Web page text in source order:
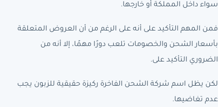
سواء داخل المملكة أو خارجها.
فمن المهم التأكيد على أنه على الرغم من أن العروض المتعلقة
بأسعار الشحن والخصومات تلعب دورًا مهمًا، إلا أنه من
الضروري التأكيد على.
لكن يظل اسم شركة الشحن الفاخرة ركيزة حقيقية للزبون يجب
عدم تغاضيها.